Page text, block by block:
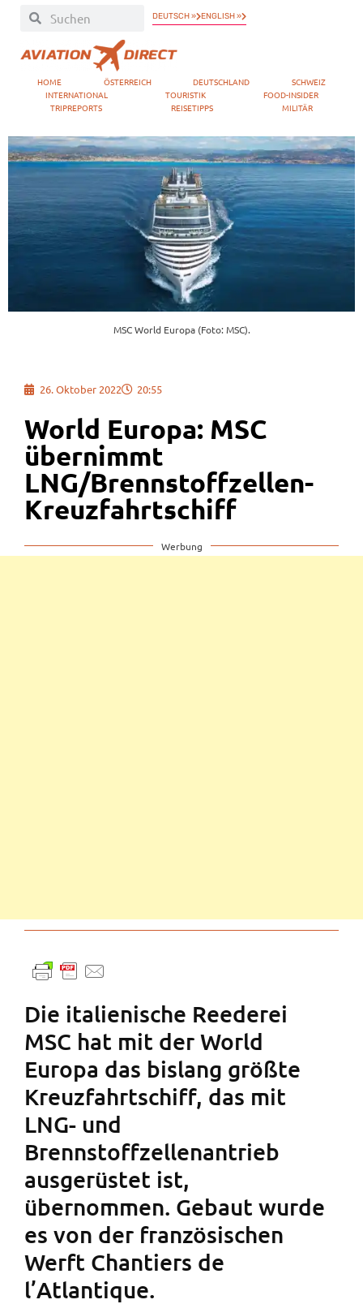
DEUTSCH » ENGLISH »
HOME ÖSTERREICH DEUTSCHLAND
SCHWEIZ
INTERNATIONAL
TOURISTIK
FOOD-INSIDER
TRIPREPORTS
REISETIPPS MILITÄR
MSC World Europa (Foto: MSC).
26. Oktober 2022 20:55
World Europa: MSC
übernimmt
LNG/Brennstoffzellen-
Kreuzfahrtschiff
Werbung
Die italienische Reederei
MSC hat mit der World
Europa das bislang größte
Kreuzfahrtschiff, das mit
LNG- und
Brennstoffzellenantrieb
ausgerüstet ist,
übernommen. Gebaut wurde
es von der französischen
Werft Chantiers de
l’Atlantique.